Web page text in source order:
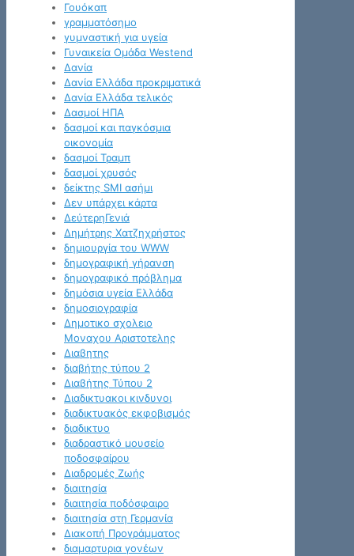
Γουόκαπ
γραμματόσημο
γυμναστική για υγεία
Γυναικεία Ομάδα Westend
Δανία
Δανία Ελλάδα προκριματικά
Δανία Ελλάδα τελικός
Δασμοί ΗΠΑ
δασμοί και παγκόσμια
οικονομία
δασμοί Τραμπ
δασμοί χρυσός
δείκτης SMI ασήμι
Δεν υπάρχει κάρτα
ΔεύτερηΓενιά
Δημήτρης Χατζηχρήστος
δημιουργία του WWW
δημογραφική γήρανση
δημογραφικό πρόβλημα
δημόσια υγεία Ελλάδα
δημοσιογραφία
Δημοτικο σχολειο
Μοναχου Αριστοτελης
Διαβητης
διαβήτης τύπου 2
Διαβήτης Τύπου 2
Διαδικτυακοι κινδυνοι
διαδικτυακός εκφοβισμός
διαδικτυο
διαδραστικό μουσείο
ποδοσφαίρου
Διαδρομές Ζωής
διαιτησία
διαιτησία ποδόσφαιρο
διαιτησία στη Γερμανία
Διακοπή Προγράμματος
διαμαρτυρια γονέων